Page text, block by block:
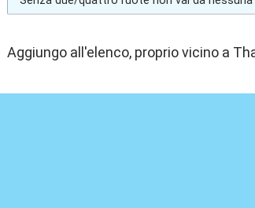
Aggiungo all'elenco, proprio vicino a